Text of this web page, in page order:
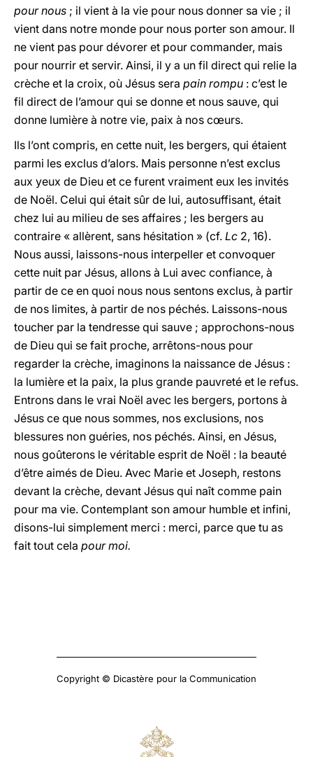
pour nous ; il vient à la vie pour nous donner sa vie ; il
vient dans notre monde pour nous porter son amour. Il
ne vient pas pour dévorer et pour commander, mais
pour nourrir et servir. Ainsi, il y a un fil direct qui relie la
crèche et la croix, où Jésus sera pain rompu : c’est le
fil direct de l’amour qui se donne et nous sauve, qui
donne lumière à notre vie, paix à nos cœurs.
Ils l’ont compris, en cette nuit, les bergers, qui étaient
parmi les exclus d’alors. Mais personne n’est exclus
aux yeux de Dieu et ce furent vraiment eux les invités
de Noël. Celui qui était sûr de lui, autosuffisant, était
chez lui au milieu de ses affaires ; les bergers au
contraire « allèrent, sans hésitation » (cf. Lc 2, 16).
Nous aussi, laissons-nous interpeller et convoquer
cette nuit par Jésus, allons à Lui avec confiance, à
partir de ce en quoi nous nous sentons exclus, à partir
de nos limites, à partir de nos péchés. Laissons-nous
toucher par la tendresse qui sauve ; approchons-nous
de Dieu qui se fait proche, arrêtons-nous pour
regarder la crèche, imaginons la naissance de Jésus :
la lumière et la paix, la plus grande pauvreté et le refus.
Entrons dans le vrai Noël avec les bergers, portons à
Jésus ce que nous sommes, nos exclusions, nos
blessures non guéries, nos péchés. Ainsi, en Jésus,
nous goûterons le véritable esprit de Noël : la beauté
d’être aimés de Dieu. Avec Marie et Joseph, restons
devant la crèche, devant Jésus qui naît comme pain
pour ma vie. Contemplant son amour humble et infini,
disons-lui simplement merci : merci, parce que tu as
fait tout cela pour moi.
Copyright © Dicastère pour la Communication